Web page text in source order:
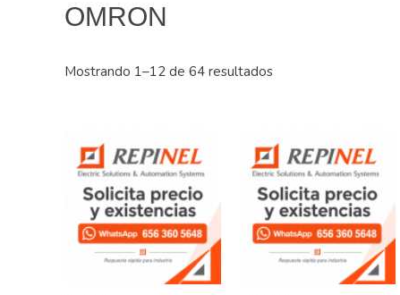
OMRON
Mostrando 1–12 de 64 resultados